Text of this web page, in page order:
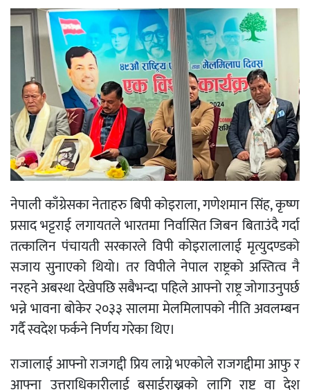
नेपाली काँग्रेसका नेताहरु बिपी कोइराला, गणेशमान सिंह, कृष्ण
प्रसाद भट्टराई लगायतले भारतमा निर्वासित जिबन बिताउंदै गर्दा
तत्कालिन पंचायती सरकारले विपी कोइरालालाई मृत्युदण्डको
सजाय सुनाएको थियो। तर विपीले नेपाल राष्ट्रको अस्तित्व नै
नरहने अबस्था देखेपछि सबैभन्दा पहिले आफ्नो राष्ट्र जोगाउनुपर्छ
भन्ने भावना बोकेर २०३३ सालमा मेलमिलापको नीति अवलम्बन
गर्दै स्वदेश फर्कने निर्णय गरेका थिए।
राजालाई आफ्नो राजगद्दी प्रिय लाग्ने भएकोले राजगद्दीमा आफु र
आफ्ना उत्तराधिकारीलाई बसाईराख्नको लागि राष्ट्र वा देश